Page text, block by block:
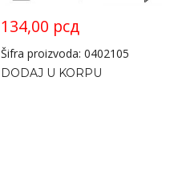
134,00 рсд
Šifra proizvoda: 0402105
DODAJ U KORPU